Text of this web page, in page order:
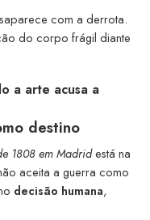
com a derrota.
do corpo frágil diante
a arte acusa a
destino
1808 em Madridestá na
aceita a guerra como
decisão humana,